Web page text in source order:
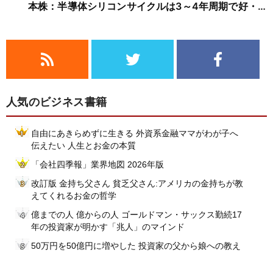
本株：半導体シリコンサイクルは3～4年周期で好・
人気のビジネス書籍
自由にあきらめずに生きる 外資系金融ママがわが子へ
伝えたい 人生とお金の本質
「会社四季報」業界地図 2026年版
改訂版 金持ち父さん 貧乏父さん:アメリカの金持ちが教
えてくれるお金の哲学
億までの人 億からの人 ゴールドマン・サックス勤続17
年の投資家が明かす「兆人」のマインド
50万円を50億円に増やした 投資家の父から娘への教え